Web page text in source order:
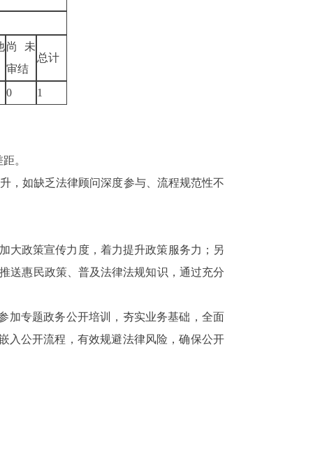
尚未
审结
总计
0 1
。
，如缺乏法律顾问深度参与、流程规范性不
大政策宣传力度，着力提升政策服务力；另
送惠民政策、普及法律法规知识，通过充分
加专题政务公开培训，夯实业务基础，全面
入公开流程，有效规避法律风险，确保公开